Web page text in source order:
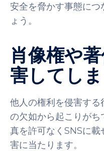
安全を脅かす事態につ
ょう。
肖像権や
害してしま
他人の権利を侵害す
の欠如から起こりが
真を許可なくSNSに
害に当たります。